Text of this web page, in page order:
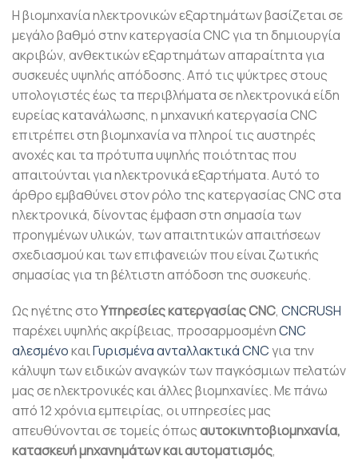
Η βιομηχανία ηλεκτρονικών εξαρτημάτων βασίζεται σε
μεγάλο βαθμό στην κατεργασία CNC για τη δημιουργία
ακριβών, ανθεκτικών εξαρτημάτων απαραίτητα για
συσκευές υψηλής απόδοσης. Από τις ψύκτρες στους
υπολογιστές έως τα περιβλήματα σε ηλεκτρονικά είδη
ευρείας κατανάλωσης, η μηχανική κατεργασία CNC
επιτρέπει στη βιομηχανία να πληροί τις αυστηρές
ανοχές και τα πρότυπα υψηλής ποιότητας που
απαιτούνται για ηλεκτρονικά εξαρτήματα. Αυτό το
άρθρο εμβαθύνει στον ρόλο της κατεργασίας CNC στα
ηλεκτρονικά, δίνοντας έμφαση στη σημασία των
προηγμένων υλικών, των απαιτητικών απαιτήσεων
σχεδιασμού και των επιφανειών που είναι ζωτικής
σημασίας για τη βέλτιστη απόδοση της συσκευής.
Ως ηγέτης στοΥπηρεσίες κατεργασίας CNC, CNCRUSH
παρέχει υψηλής ακρίβειας, προσαρμοσμένηCNC
αλεσμένοκαιΓυρισμένα ανταλλακτικά CNCγια την
κάλυψη των ειδικών αναγκών των παγκόσμιων πελατών
μας σε ηλεκτρονικές και άλλες βιομηχανίες. Με πάνω
από 12 χρόνια εμπειρίας, οι υπηρεσίες μας
απευθύνονται σε τομείς όπωςαυτοκινητοβιομηχανία,
κατασκευή μηχανημάτων και αυτοματισμός,